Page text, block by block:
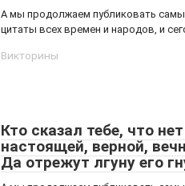
А мы продолжаем публиковать
цитаты всех времен и народов, и
Викторины
Кто сказал тебе, что
настоящей, верной,
Да отрежут лгуну его